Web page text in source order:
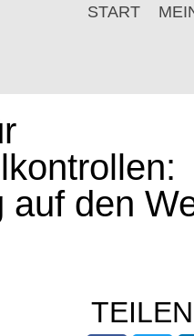
START
auf den
TEILEN